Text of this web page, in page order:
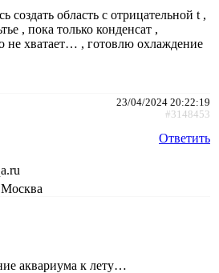
создать область с отрицательной t ,
, пока только конденсат ,
не хватает… , готовлю охлаждение
23/04/2024 20:22:19
#3148453
Ответить
Москва
аквариума к лету…